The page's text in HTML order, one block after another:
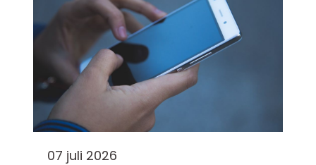
07 juli 2026